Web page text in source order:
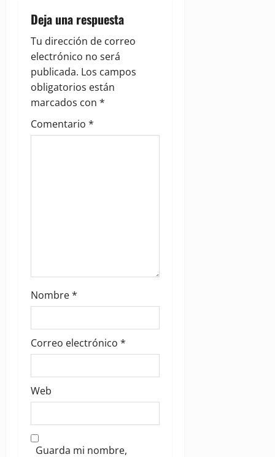
v
i
g
a
t
i
Deja una respuesta
Tu dirección de correo
electrónico no será
publicada. Los campos
obligatorios están
marcados con *
Comentario *
Nombre*
Correo electrónico *
Web
Guarda mi nombre,